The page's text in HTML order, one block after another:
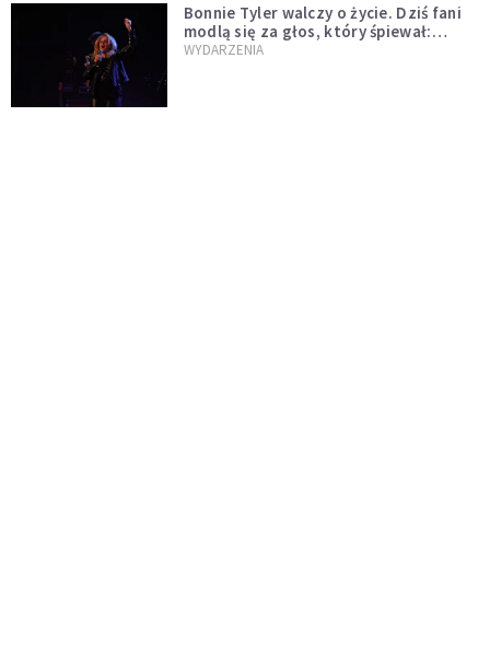
Bonnie Tyler walczy o życie. Dziś fani
modlą się za głos, który śpiewał:
"Lord, help me"
WYDARZENIA